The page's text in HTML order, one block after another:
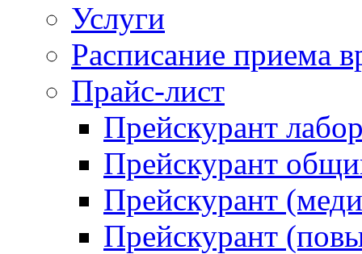
Услуги
Расписание приема
Прайс-лист
Прейскурант
Прейскурант
Прейскурант
Прейскурант